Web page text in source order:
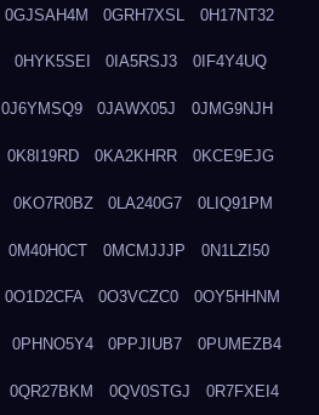
0GJSAH4M 0GRH7XSL 0H17NT32
0HYK5SEI 0IA5RSJ3 0IF4Y4UQ
0J6YMSQ9 0JAWX05J 0JMG9NJH
0K8I19RD 0KA2KHRR 0KCE9EJG
0KO7R0BZ 0LA240G7 0LIQ91PM
0M40H0CT 0MCMJJJP 0N1LZI50
0O1D2CFA 0O3VCZC0 0OY5HHNM
0PHNO5Y4 0PPJIUB7 0PUMEZB4
0QR27BKM 0QV0STGJ 0R7FXEI4